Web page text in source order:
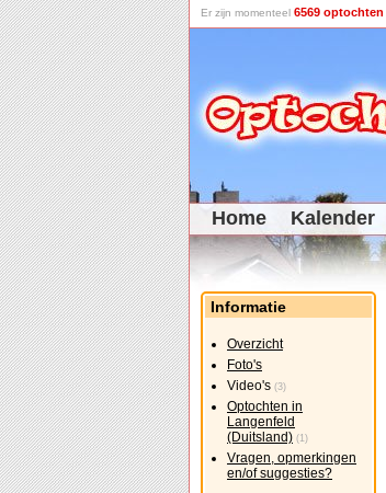
Er zijn momenteel 6569 optochten
Home Kalender
Informatie
Overzicht
Foto's
Video's (3)
Optochten in
Langenfeld
(Duitsland) (1)
Vragen, opmerkingen
en/of suggesties?